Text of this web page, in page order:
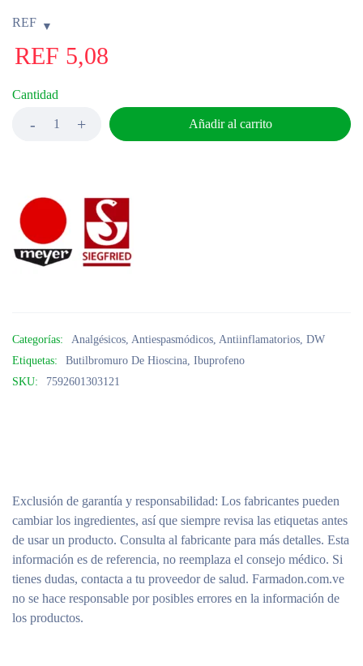
REF
REF 5,08
Cantidad
Añadir al carrito
Categorías: Analgésicos, Antiespasmódicos, Antiinflamatorios, DW
Etiquetas:
Butilbromuro De Hioscina, Ibuprofeno
SKU:
7592601303121
Exclusión de garantía y responsabilidad: Los fabricantes pueden
cambiar los ingredientes, así que siempre revisa las etiquetas antes
de usar un producto. Consulta al fabricante para más detalles. Esta
información es de referencia, no reemplaza el consejo médico. Si
tienes dudas, contacta a tu proveedor de salud. Farmadon.com.ve
no se hace responsable por posibles errores en la información de
los productos.